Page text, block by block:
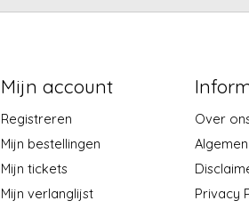
Mijn account
Registreren
Mijn bestellingen
Mijn tickets
Mijn verlanglijst
Over
Privacy